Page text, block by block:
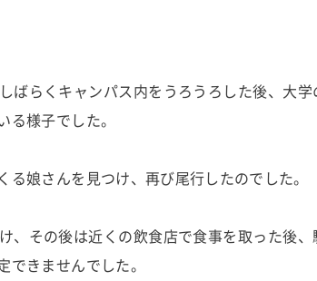
ばらくキャンパス内をうろうろした後、大
様子でした。
娘さんを見つけ、再び尾行したのでした。
、その後は近くの飲食店で食事を取った後、
きませんでした。